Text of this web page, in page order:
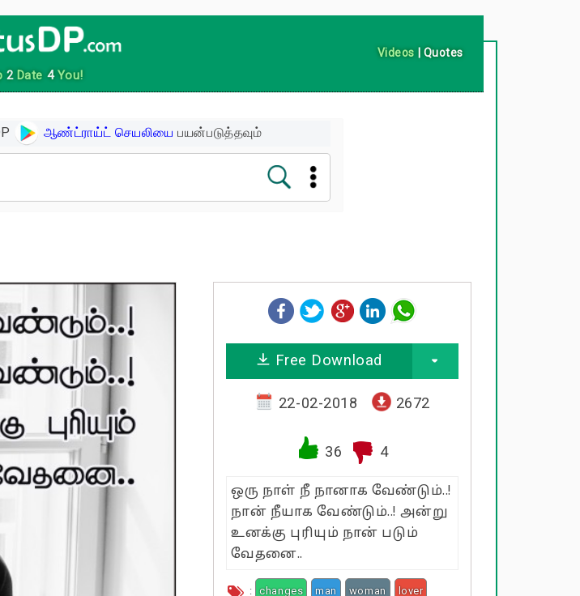
2Date 4You!
Videos | Quotes
ஆண்ட்ராய்ட் செயலியை பயன்படுத்தவும்
Free Download
22-02-2018 2672
36 4
ஒரு நாள் நீ நானாக வேண்டும்..!
நான் நீயாக வேண்டும்..! அன்று
உனக்கு புரியும் நான் படும்
வேதனை..
: changes man woman lover